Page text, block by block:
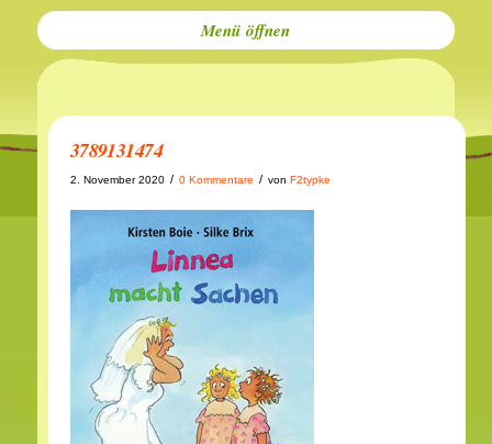
Menü
3789131474
2. November 2020 / 0 Kommentare / von F2typke